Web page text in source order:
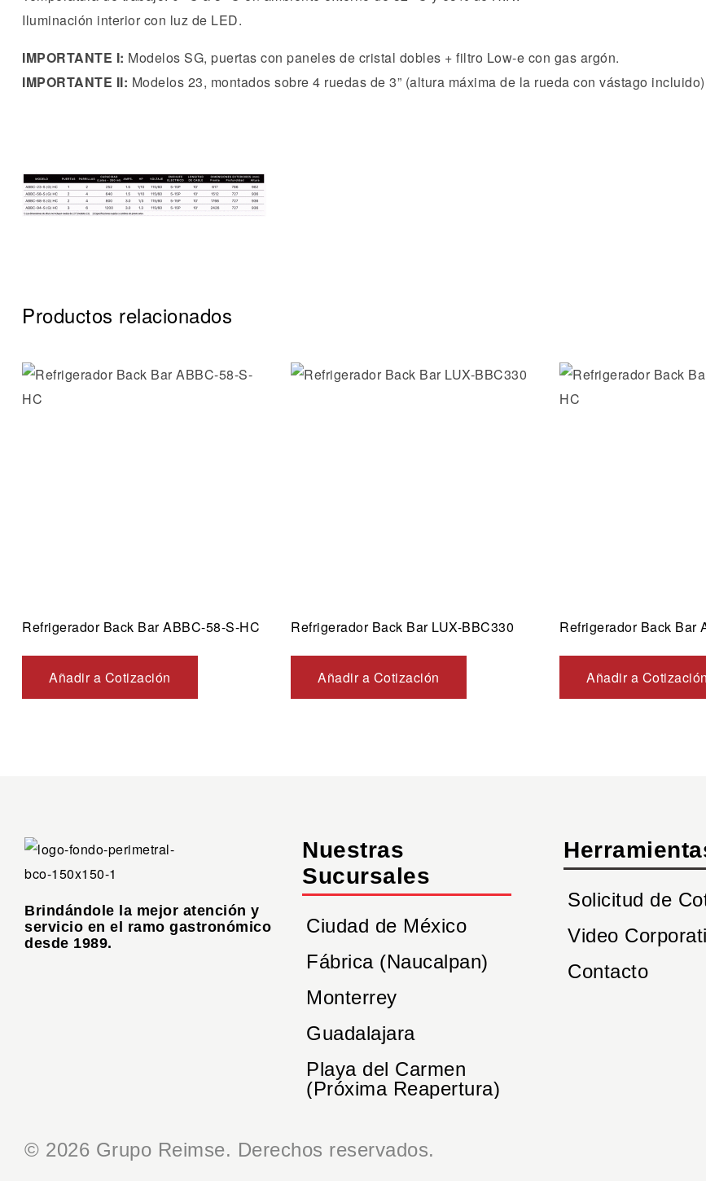
Iluminación interior con luz de LED.
IMPORTANTE I: Modelos SG, puertas con paneles de cristal dobles + filtro Low-e con gas argón.
IMPORTANTE II: Modelos 23, montados sobre 4 ruedas de 3” (altura máxima de la rueda con vástago
Productos relacionados
Añadir a la lista de deseos
Refrigerador Back Bar ABBC-58-S-HC
Añadir a Cotización
Añadir a la lista de
Refrigerador Back Bar LUX-BBC330
Añadir a Cotización
Refrigerador Back Bar
Añadir a Cotización
Brindándole la mejor atención y
servicio en el ramo gastronómico
desde 1989.
Nuestras
Sucursales
Ciudad de México
Fábrica (Naucalpan)
Monterrey
Guadalajara
Playa del Carmen
(Próxima Reapertura)
Solicitud de
Video
Contacto
© 2026 Grupo Reimse. Derechos reservados.